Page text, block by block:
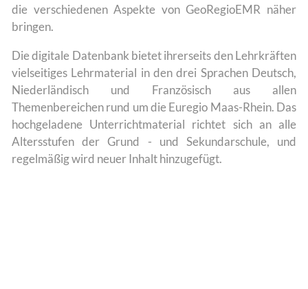
die verschiedenen Aspekte von GeoRegioEMR näher
bringen.
Die digitale Datenbank bietet ihrerseits den Lehrkräften
vielseitiges Lehrmaterial in den drei Sprachen Deutsch,
Niederländisch und Französisch aus allen
Themenbereichen rund um die Euregio Maas-Rhein. Das
hochgeladene Unterrichtmaterial richtet sich an alle
Altersstufen der Grund - und Sekundarschule, und
regelmäßig wird neuer Inhalt hinzugefügt.